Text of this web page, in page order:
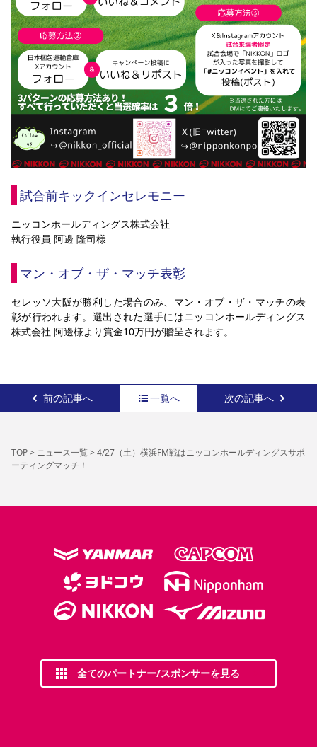
試合前キックインセレモニー
ニッコンホールディングス株式会社
執行役員 阿邊 隆司様
マン・オブ・ザ・マッチ表彰
セレッソ大阪が勝利した場合のみ、マン・オブ・ザ・マッチの表
彰が行われます。選出された選手にはニッコンホールディングス
株式会社 阿邊様より賞金10万円が贈呈されます。
前の記事へ 一覧へ 次の記事へ
TOP> ニュース一覧> 4/27（土）横浜FM戦はニッコンホールディングスサポ
ーティングマッチ！
全てのパートナー/スポンサーを見る